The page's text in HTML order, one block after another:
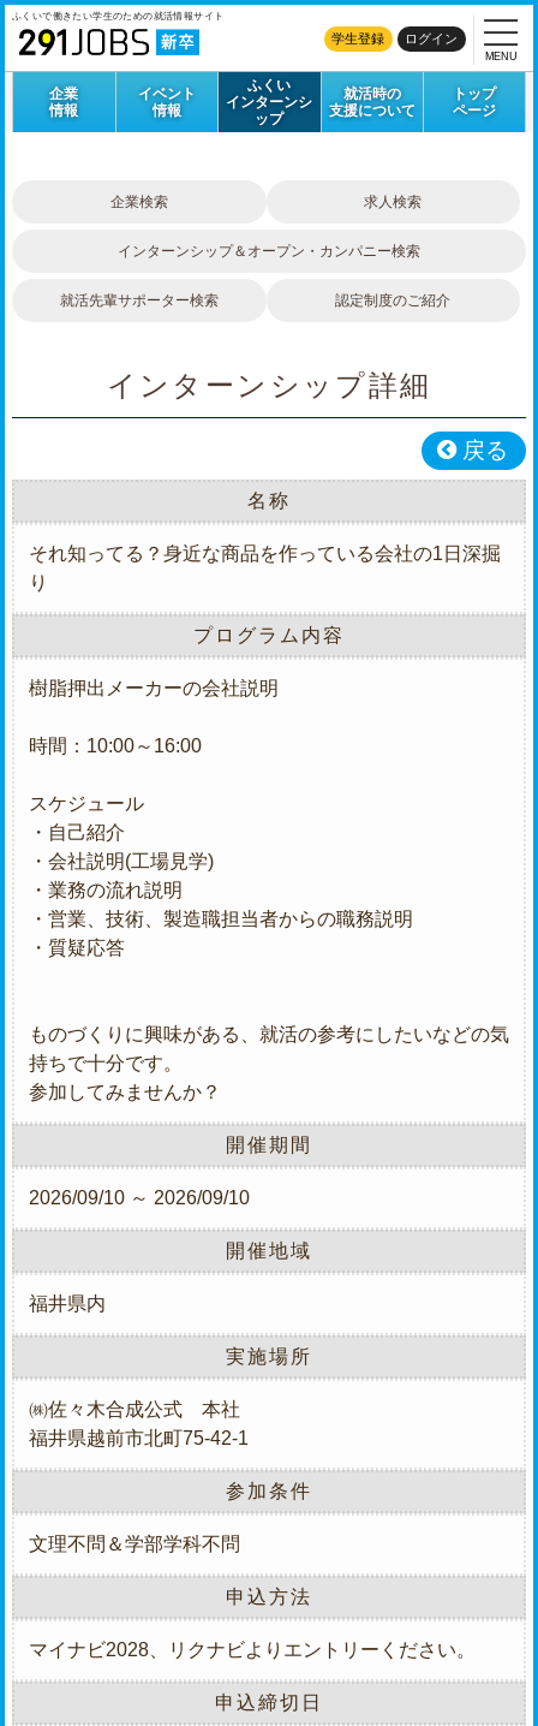
ふくいで働きたい学生のための就活情報サイト
学生登録 ログイン
企業
情報
イベント
情報
ふくい
インターンシ
ップ
就活時の
支援について
トップ
ページ
MENU
企業検索 求人検索
インターンシップ＆オープン・カンパニー検索
就活先輩サポーター検索 認定制度のご紹介
インターンシップ詳細
戻る
名称
それ知ってる？身近な商品を作っている会社の1日深掘
り
プログラム内容
樹脂押出メーカーの会社説明
時間：10:00～16:00
スケジュール
・自己紹介
・会社説明(工場見学)
・業務の流れ説明
・営業、技術、製造職担当者からの職務説明
・質疑応答
ものづくりに興味がある、就活の参考にしたいなどの気
持ちで十分です。
参加してみませんか？
開催期間
2026/09/10 ～ 2026/09/10
開催地域
福井県内
実施場所
㈱佐々木合成公式 本社
福井県越前市北町75-42-1
参加条件
文理不問＆学部学科不問
申込方法
マイナビ2028、リクナビよりエントリーください。
申込締切日